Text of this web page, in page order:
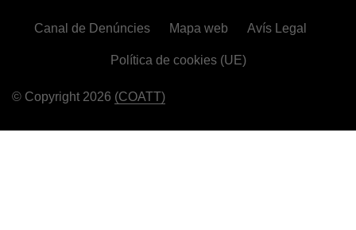
© Copyright 2026 (COATT)
Canal de Denúncies Mapa web Avís Legal
Política de cookies (UE)